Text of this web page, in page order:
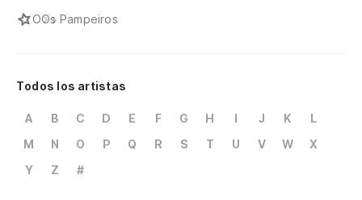
OOs Pampeiros
Todos los artistas
A B C D E F G H I J K
L
M
N O P Q R S T U V W
X
Y
Z #